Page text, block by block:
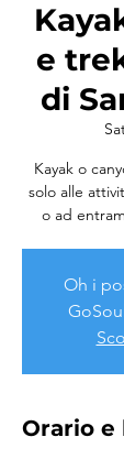
e
di
Kayak o
solo alle
o ad
Oh i
Orario e